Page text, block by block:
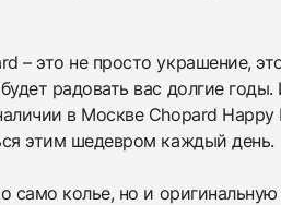
– это не просто украшение,
радовать вас долгие
в Москве Chopard Happy
этим шедевром каждый день.
само колье, но и оригинальную
вами